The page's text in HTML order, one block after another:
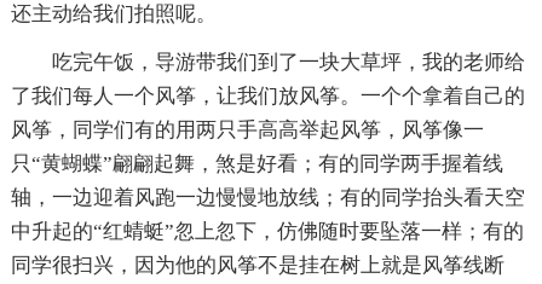
还主动给我们拍照呢。
吃完午饭，导游带我们到了一块大草坪，我的老师给
了我们每人一个风筝，让我们放风筝。一个个拿着自己的
风筝，同学们有的用两只手高高举起风筝，风筝像一
只“黄蝴蝶”翩翩起舞，煞是好看；有的同学两手握着线
轴，一边迎着风跑一边慢慢地放线；有的同学抬头看天空
中升起的“红蜻蜓”忽上忽下，仿佛随时要坠落一样；有的
同学很扫兴，因为他的风筝不是挂在树上就是风筝线断